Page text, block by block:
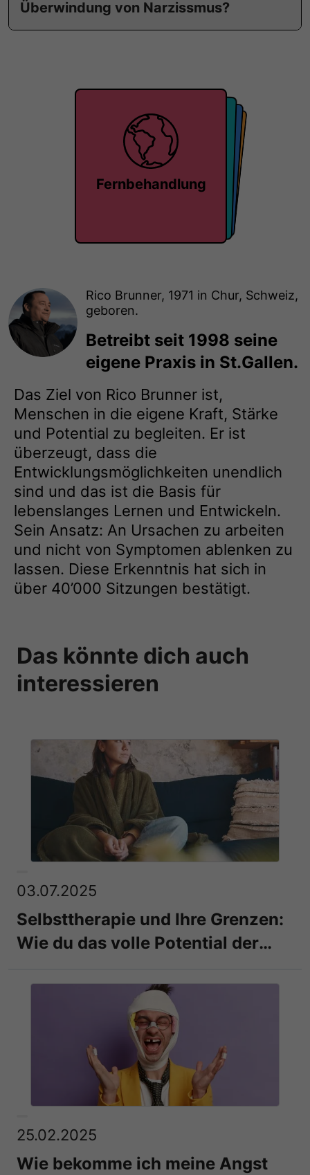
Überwindung von Narzissmus?
Fernbehandlung
Masterclass
Forschung
Einzelgespräch
Rico Brunner, 1971 in Chur, Schweiz,
geboren.
Betreibt seit 1998 seine
eigene Praxis in St.Gallen.
Das Ziel von Rico Brunner ist,
Menschen in die eigene Kraft, Stärke
und Potential zu begleiten. Er ist
überzeugt, dass die
Entwicklungsmöglichkeiten unendlich
sind und das ist die Basis für
lebenslanges Lernen und Entwickeln.
Sein Ansatz: An Ursachen zu arbeiten
und nicht von Symptomen ablenken zu
lassen. Diese Erkenntnis hat sich in
über 40’000 Sitzungen bestätigt.
Das könnte dich auch
interessieren
03.07.2025
Selbsttherapie und Ihre Grenzen:
Wie du das volle Potential der
25.02.2025
Wie bekomme ich meine Angst